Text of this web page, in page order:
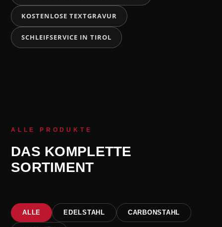
KOSTENLOSE TEXTGRAVUR
SCHLEIFSERVICE IN TIROL
ALLE PRODUKTE
DAS KOMPLETTE
SORTIMENT
ALLE EDELSTAHL CARBONSTAHL